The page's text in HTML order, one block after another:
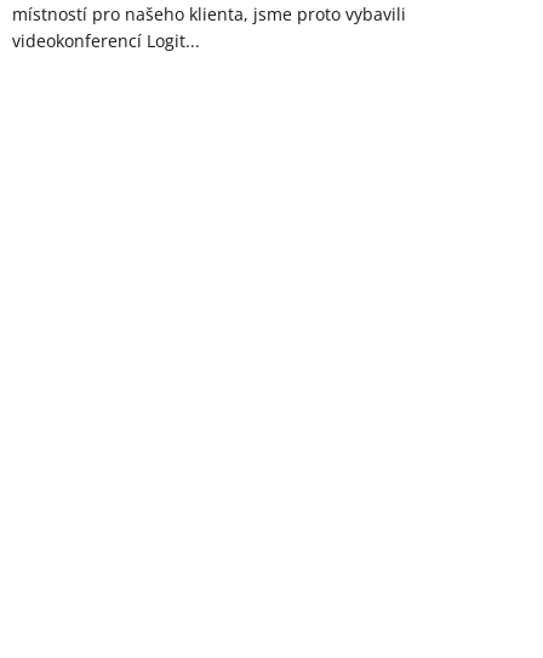
místností pro našeho klienta, jsme proto vybavili
videokonferencí Logit...